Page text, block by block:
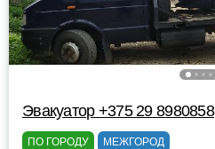
Эвакуатор +375 29 8980858
ПО ГОРОДУ МЕЖГОРОД